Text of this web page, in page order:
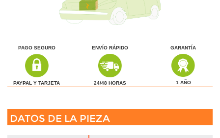
PAGO SEGURO
PAYPAL Y TARJETA
ENVÍO RÁPIDO
24/48 HORAS
GARANTÍA
1 AÑO
DATOS DE LA PIEZA